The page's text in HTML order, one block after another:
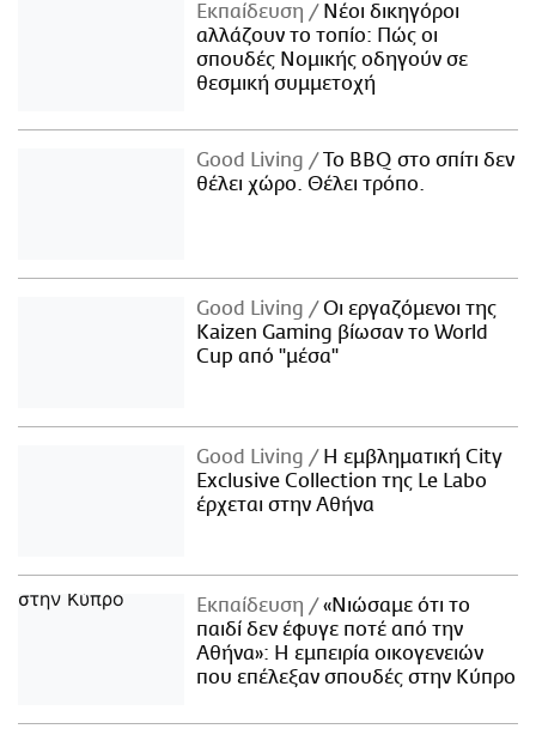
Εκπαίδευση
Νέοι δικηγόροι
αλλάζουν το τοπίο: Πώς οι
σπουδές Νομικής οδηγούν σε
θεσμική συμμετοχή
Good Living
Το BBQ στο σπίτι δεν
θέλει χώρο. Θέλει τρόπο.
Good Living
Οι εργαζόμενοι της
Kaizen Gaming βίωσαν το World
Cup από "μέσα"
Good Living
Η εμβληματική City
Exclusive Collection της Le Labo
έρχεται στην Αθήνα
Εκπαίδευση
«Νιώσαμε ότι το
παιδί δεν έφυγε ποτέ από την
Αθήνα»: Η εμπειρία οικογενειών
που επέλεξαν σπουδές στην Κύπρο